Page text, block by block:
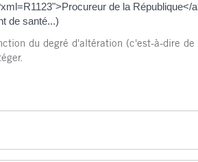
de la République</
de santé...)
du degré d'altération (c'est-à-dire